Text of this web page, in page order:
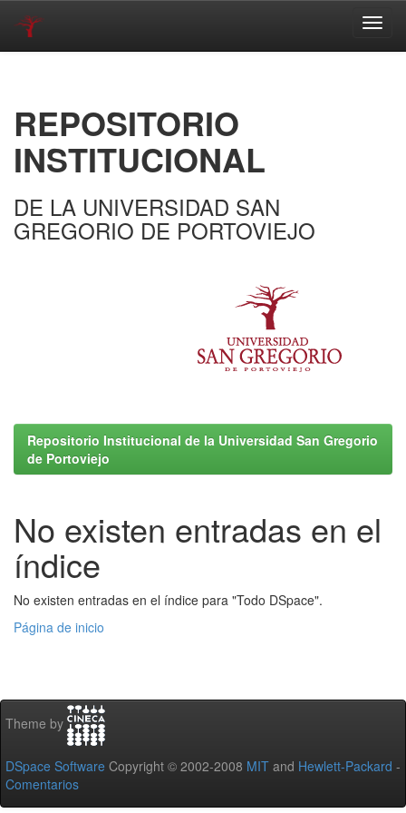
REPOSITORIO
INSTITUCIONAL
DE LA UNIVERSIDAD SAN
GREGORIO DE PORTOVIEJO
Repositorio Institucional de la Universidad San Gregorio
de Portoviejo
No existen entradas en el
índice
No existen entradas en el índice para "Todo DSpace".
Página de inicio
Theme by
DSpace Software Copyright © 2002-2008 MIT and Hewlett-Packard -
Comentarios